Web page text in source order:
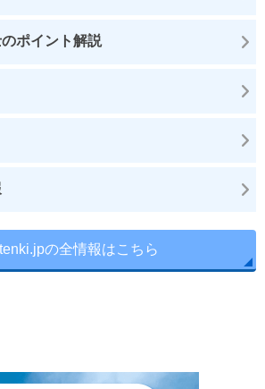
ポイント解説
tenki.jpの全情報はこちら